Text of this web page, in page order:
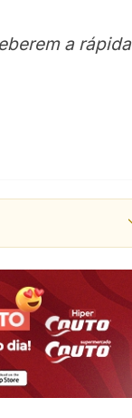
a rápida